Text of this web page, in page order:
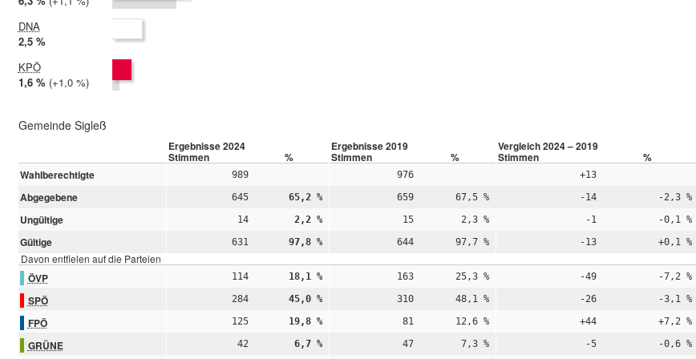
2019:
5,3 %
DNA
2024:
2,5 %
KPÖ
2024:
1,6 %
2019:
0,6 %
Differenz:
+1,0 %
Gemeinde Sigleß
Ergebnisse 2024 Ergebnisse 2019 Vergleich 2024 – 2019
Stimmen % Stimmen % Stimmen
%
Wahlberechtigte
989 976 +13
Abgegebene 645 65,2 % 659 67,5 % -14 -2,3 %
Ungültige 14 2,2 % 15 2,3 % -1 -0,1 %
Gültige 631 97,8 % 644 97,7 % -13 +0,1 %
Davon entfielen auf die Parteien
ÖVP 114 18,1 % 163 25,3 % -49 -7,2 %
SPÖ 284 45,0 % 310 48,1 % -26 -3,1 %
FPÖ 125 19,8 % 81 12,6 % +44 +7,2 %
GRÜNE 42 6,7 % 47 7,3 % -5 -0,6 %